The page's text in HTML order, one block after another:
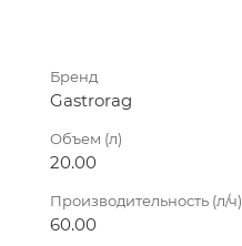
Бренд
Gastrorag
Объем (л)
20.00
Производительность (л/ч)
60.00